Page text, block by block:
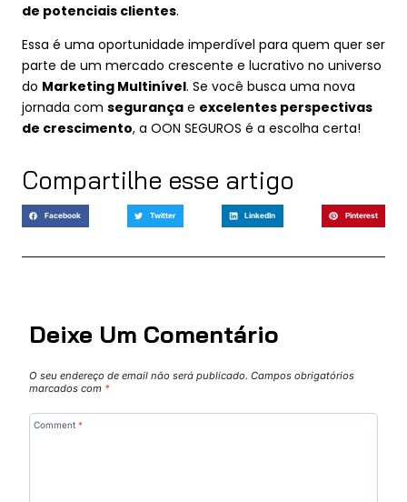
de potenciais clientes.
Essa é uma oportunidade imperdível para quem quer ser
parte de um mercado crescente e lucrativo no universo
do Marketing Multinível. Se você busca uma nova
jornada com segurança e excelentes perspectivas
de crescimento, a OON SEGUROS é a escolha certa!
Compartilhe esse artigo
Facebook Twitter LinkedIn Pinterest
Deixe Um Comentário
O seu endereço de email não será publicado. Campos obrigatórios
marcados com *
Comment *